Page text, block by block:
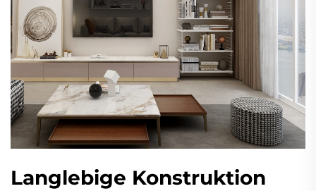
Langlebige Konstruktion